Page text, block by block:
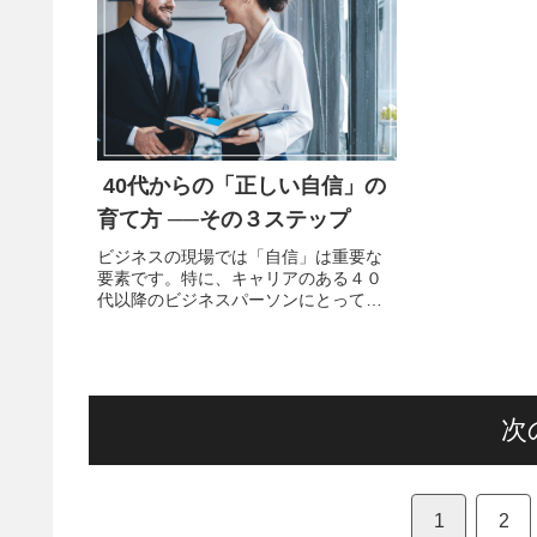
40代からの「正しい自信」の
育て方 ──その３ステップ
ビジネスの現場では「自信」は重要な
要素です。特に、キャリアのある４０
代以降のビジネスパーソンにとって
次
1 2